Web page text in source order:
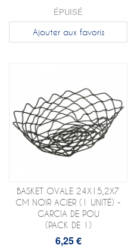
ÉPUISÉ
Ajouter aux favoris
BASKET OVALE 24X15,2X7
CM NOIR ACIER (1 UNITÉ) -
GARCIA DE POU
(PACK DE 1)
6,25 €